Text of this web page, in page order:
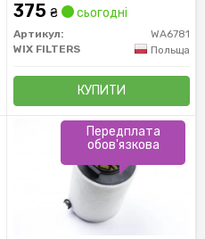
375 ₴ сьогодні
Артикул:
WA6781
WIX FILTERS
Польща
КУПИТИ
Передплата
обов'язкова